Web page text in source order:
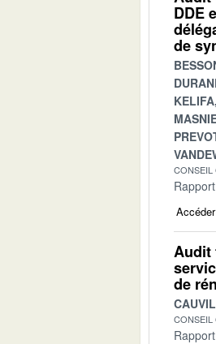
DDE
de
CONSEIL
Audit
de
CONSEIL